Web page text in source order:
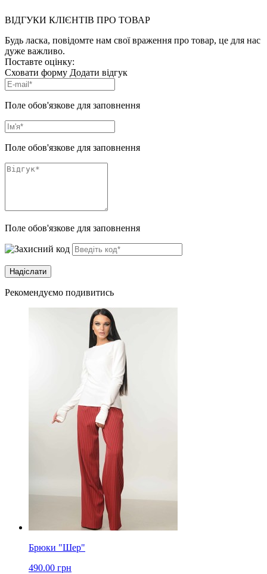
ВІДГУКИ КЛІЄНТІВ ПРО ТОВАР
Будь ласка, повідомте нам свої враження про товар, це для нас
дуже важливо.
Поставте оцінку:
Сховати форму Додати відгук
Поле обов'язкове для заповнення
Поле обов'язкове для заповнення
Поле обов'язкове для заповнення
Рекомендуємо подивитись
Брюки "Шер"
490.00 грн